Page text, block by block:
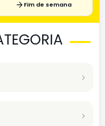
Fim de semana